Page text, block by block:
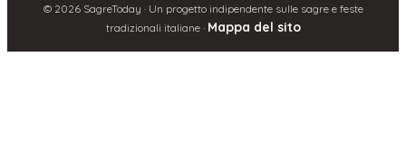
© 2026SagreToday · Un progetto indipendente sulle sagre e feste
tradizionali italiane · Mappa del sito